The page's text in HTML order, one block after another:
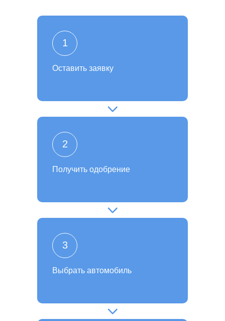
Выбрать автомобиль
3
Получить одобрение
2
Оставить заявку
1